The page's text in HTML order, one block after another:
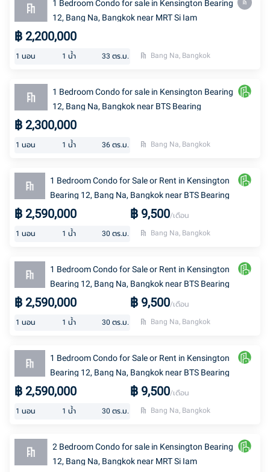
1 Bedroom Condo for sale in Kensington Bearing
12, Bang Na, Bangkok near MRT Si Iam
฿ 2,200,000
1 นอน 1 น้ำ 33 ตร.ม. Bang Na, Bangkok
1 Bedroom Condo for sale in Kensington Bearing
12, Bang Na, Bangkok near BTS Bearing
฿ 2,300,000
1 นอน 1 น้ำ 36 ตร.ม. Bang Na, Bangkok
1 Bedroom Condo for Sale or Rent in Kensington
Bearing 12, Bang Na, Bangkok near BTS Bearing
฿ 9,500/เดือน
฿ 2,590,000
1 นอน 1 น้ำ 30 ตร.ม. Bang Na, Bangkok
1 Bedroom Condo for Sale or Rent in Kensington
Bearing 12, Bang Na, Bangkok near BTS Bearing
฿ 9,500/เดือน
฿ 2,590,000
1 นอน 1 น้ำ 30 ตร.ม. Bang Na, Bangkok
1 Bedroom Condo for Sale or Rent in Kensington
Bearing 12, Bang Na, Bangkok near BTS Bearing
฿ 9,500/เดือน
฿ 2,590,000
1 นอน 1 น้ำ 30 ตร.ม. Bang Na, Bangkok
2 Bedroom Condo for sale in Kensington Bearing
12, Bang Na, Bangkok near MRT Si Iam